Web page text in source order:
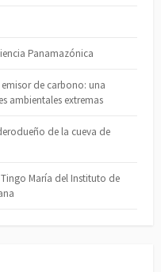
Panamazónica
de carbono: una
ambientales extremas
de la cueva de
María del Instituto de